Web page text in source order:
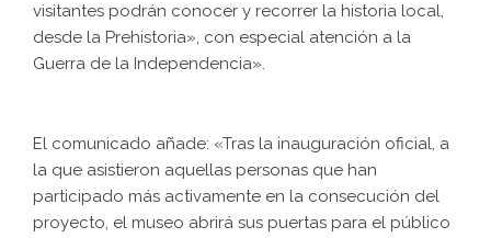
visitantes podrán conocer y recorrer la historia local,
desde la Prehistoria», con especial atención a la
Guerra de la Independencia».
El comunicado añade: «Tras la inauguración oficial, a
la que asistieron aquellas personas que han
participado más activamente en la consecución del
proyecto, el museo abrirá sus puertas para el público